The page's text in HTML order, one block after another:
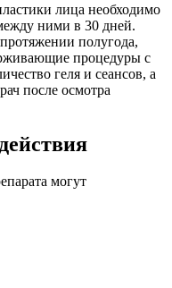
лица необходимо
ними в 30 дней.
протяжении полугода,
процедуры с
геля и сеансов, а
после осмотра
могут